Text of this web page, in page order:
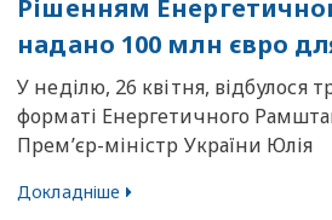
Рішенням
надано 100 млн євро
У неділю, 26 квітня, відбулося
форматі Енергетичного
Премʼєр-міністр України Юлія
Докладніше